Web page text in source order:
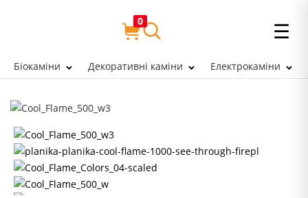
☰
0
Біокаміни Декоративні каміни Електрокаміни